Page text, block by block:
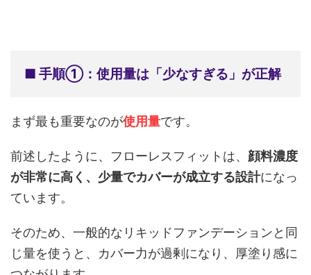
■ 手順①：使用量は「少なすぎる」が正解
まず最も重要なのが使用量です。
前述したように、フローレスフィットは、 顔料濃度
が非常に高く、少量でカバーが成立する設計になっ
ています。
そのため、一般的なリキッドファンデーションと同
じ量を使うと、カバー力が過剰になり、厚塗り感に